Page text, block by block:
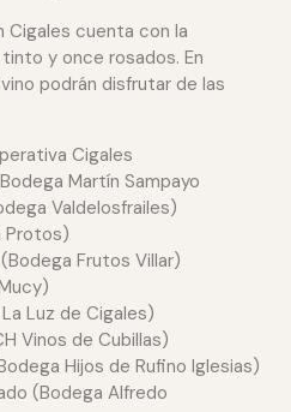
Cigales cuenta con la
y once rosados. En
podrán disfrutar de las
Cigales
Martín Sampayo
Valdelosfrailes)
Protos)
Frutos Villar)
Luz de Cigales)
Vinos de Cubillas)
Hijos de Rufino Iglesias)
(Bodega Alfredo